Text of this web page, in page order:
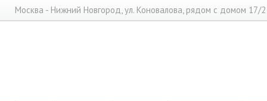
Москва - Нижний Новгород, ул. Коновалова, рядом с домом 17/2